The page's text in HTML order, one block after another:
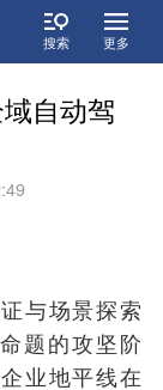
搜索 更多
自动驾
与场景探索
题的攻坚阶
业地平线在